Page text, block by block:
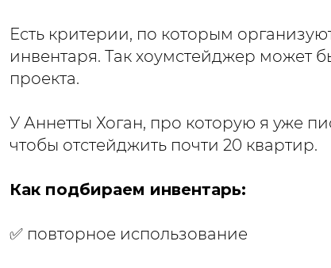
Есть критерии, по которым
инвентаря. Так хоумстейджер может
проекта.
У Аннетты Хоган, про которую я уже
чтобы отстейджить почти 20 квартир.
Как подбираем инвентарь:
✅ повторное использование